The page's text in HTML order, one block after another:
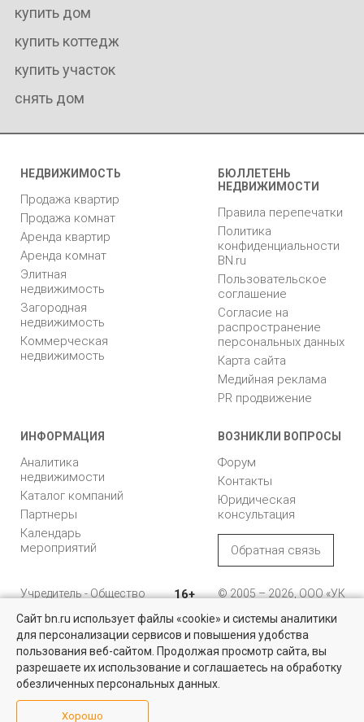
купить дом
купить коттедж
купить участок
снять дом
НЕДВИЖИМОСТЬ
Продажа квартир
Продажа комнат
Аренда квартир
Аренда комнат
Элитная
недвижимость
Загородная
недвижимость
Коммерческая
недвижимость
БЮЛЛЕТЕНЬ
НЕДВИЖИМОСТИ
Правила перепечатки
Политика
конфиденциальности
BN.ru
Пользовательское
соглашение
Согласие на
распространение
персональных данных
Карта сайта
Медийная реклама
PR продвижение
ИНФОРМАЦИЯ
Аналитика
недвижимости
Каталог компаний
Партнеры
Календарь
мероприятий
ВОЗНИКЛИ ВОПРОСЫ
Форум
Контакты
Юридическая
консультация
Обратная связь
Учредитель - Общество
ответственностью
"Управляющая
компания "Бюллетень
недвижимости"
16+
© 2005 – 2026, ООО «УК
196105, Санкт-
Петербург, пр. Юрия
Гагарина, 1
8 (812) 331-93-56
reklama@bn.ru
Сайт bn.ru использует файлы «cookie» и системы аналитики
для персонализации сервисов и повышения удобства
пользования веб-сайтом. Продолжая просмотр сайта, вы
разрешаете их использование и соглашаетесь на обработку
обезличенных персональных данных.
Хорошо